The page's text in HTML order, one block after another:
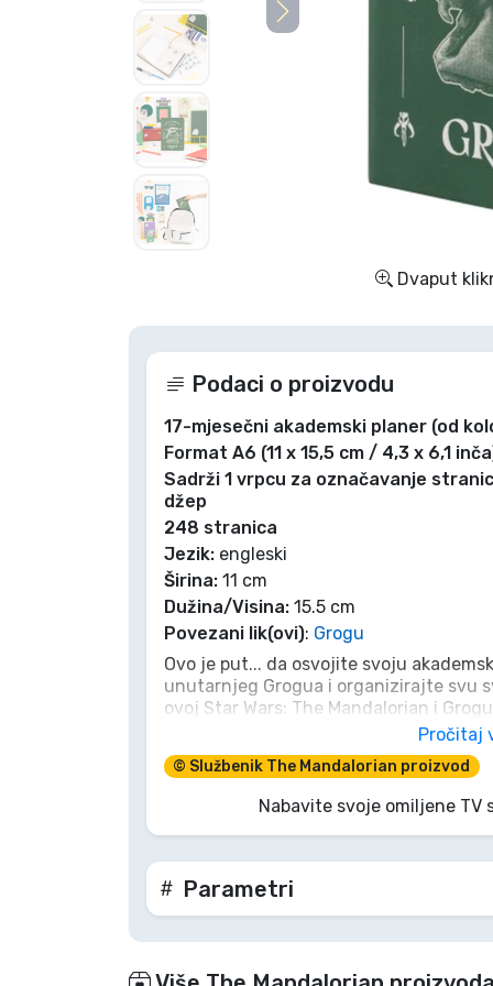
Dvaput
Podaci o proizvodu
17-mjesečni akademski planer (od
Format A6 (11 x 15,5 cm / 4,3 x 6,1
Sadrži 1 vrpcu za označavanje
džep
248 stranica
Jezik: engleski
Širina: 11 cm
Dužina/Visina: 15.5 cm
Povezani lik(ovi): Grogu
Ovo je put... da osvojite svoju
unutarnjeg Grogua i organizirajte svu
ovoj Star Wars: The Mandalorian i
bilježnici za 2026./2027. Od rasporeda
grickalice, svaka važna misija dobiva
važne misli odlutaju poput zvjezdanog
ovdje. Malen, ali moćan, baš kao i vaš
neophodna za svakog učenjaka Sile!
Pročitaj
© Službenik The Mandalorian proizvod
Nabavite svoje omiljene TV
Parametri
TV serija proizvodi
Film proizvodi
Crtani proizvodi
Anime proizvodi
Sportski proizvodi
Vrste proizvoda